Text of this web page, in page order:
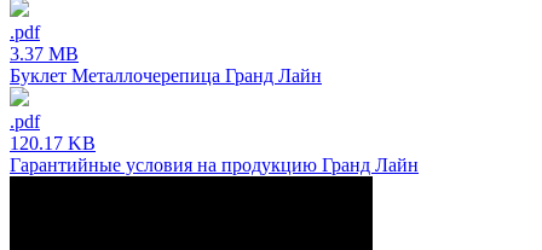
.pdf
3.37 MB
Буклет Металлочерепица Гранд Лайн
.pdf
120.17 KB
Гарантийные условия на продукцию Гранд Лайн